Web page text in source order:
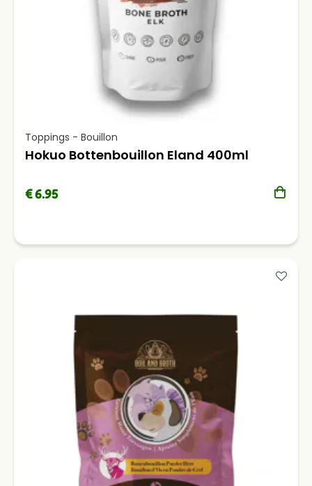
Toppings - Bouillon
Hokuo Bottenbouillon Eland 400ml
€ 6.95